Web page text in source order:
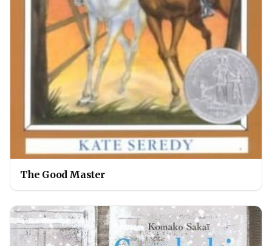
The Good Master